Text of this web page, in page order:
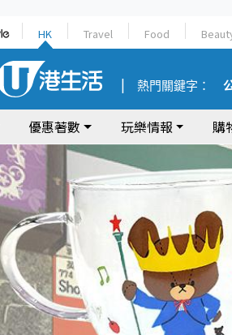
HK Travel Food
熱門關鍵字：
優惠著數 玩樂情報 購